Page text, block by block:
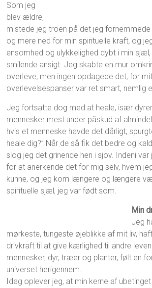
Som jeg
blev ældre,
mistede jeg troen på det jeg
og mere ned for min spirituelle kraft, og
ensomhed og ulykkelighed dybt i min
smilende ansigt. Jeg skabte en mur
overleve, men ingen opdagede det, for mit
overlevelsespanser var ret smart, nemlig
Jeg fortsatte dog med at heale, især
mennesker mest under påskud af
hvis et menneske havde det dårligt,
heale dig?” Når de så fik det bedre og
slog jeg det grinende hen i sjov. Indeni
for at anerkende det for mig selv, hvem
kunne, og jeg kom længere og længere
spirituelle sjæl, jeg var født som.
Min
Jeg
mørkeste, tungeste øjeblikke af mit liv,
drivkraft til at give kærlighed til andre
mennesker, dyr, træer og planter, følt en
universet herigennem.
Idag oplever jeg, at min kerne af